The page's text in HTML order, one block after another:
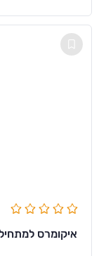
איקומרס